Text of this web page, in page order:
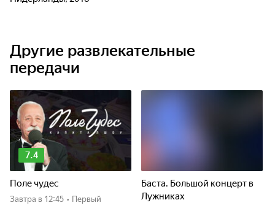
Другие развлекательные
передачи
7.4
Поле чудес
Завтра в 12:45 • Первый
Баста. Большой концерт в
Лужниках